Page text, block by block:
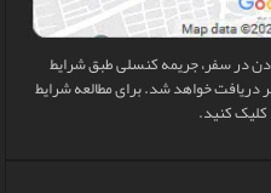
در سفر، جریمه کنسلی طبق شرایط
از مسافر دریافت خواهد شد. برای مطالعه شرایط
کلیک کنید.